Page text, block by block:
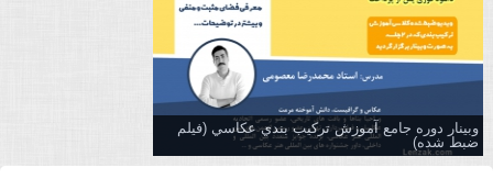
وبینار دوره جامع آموزش تركيب بندي عكاسي (فیلم
ضبط شده)